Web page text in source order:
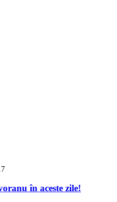
în aceste zile!